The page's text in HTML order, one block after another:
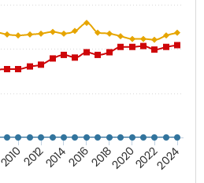
20102012201420162018202020222024